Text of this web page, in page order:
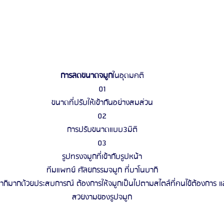
การลดขนาดจมูกในอุดมคติ
01
ขนาดที่ปรับให้เข้ากันอย่างสมส่วน
02
การปรับขนาดแบบ3มิติ
03
รูปทรงจมูกที่เข้ากับรูปหน้า
ทีมแพทย์ ศัลยกรรมจมูก ที่บาโนบากิ
มากด้วยประสบการณ์ ต้องการให้จมูกเป็นไปตามสไตล์ที่คนไข้ต้องการ
สวยงามของรูปจมูก